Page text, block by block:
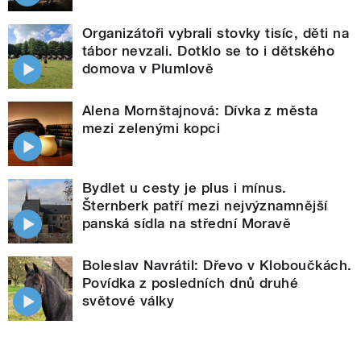
Organizátoři vybrali stovky tisíc, děti na
tábor nevzali. Dotklo se to i dětského
domova v Plumlově
Alena Mornštajnová: Dívka z města
mezi zelenými kopci
Bydlet u cesty je plus i mínus.
Šternberk patří mezi nejvýznamnější
panská sídla na střední Moravě
Boleslav Navrátil: Dřevo v Kloboučkách.
Povídka z posledních dnů druhé
světové války